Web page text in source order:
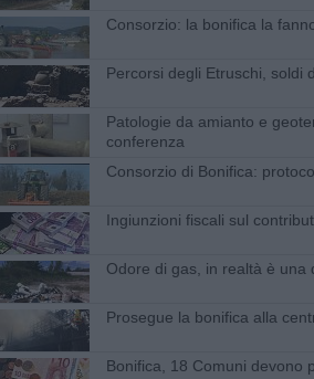
Consorzio: la bonifica la
Percorsi degli Etruschi, soldi
Patologie da amianto e
conferenza
Consorzio di Bonifica:
Ingiunzioni fiscali sul
Odore di gas, in realtà è una
Prosegue la bonifica alla
Bonifica, 18 Comuni devono